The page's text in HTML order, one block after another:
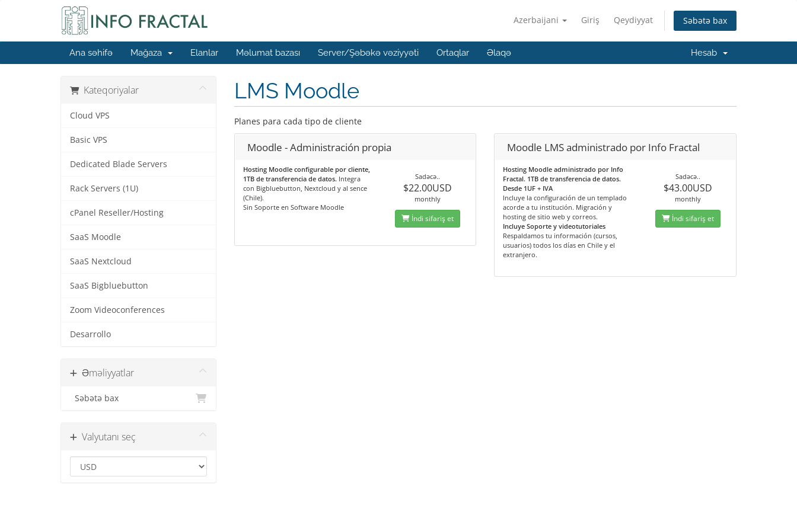
Azerbaijani Giriş Qeydiyyat Səbətə bax
Ana səhifə Mağaza Elanlar Məlumat bazası Server/Şəbəkə vəziyyəti Ortaqlar Əlaqə Hesab
Kateqoriyalar
Cloud VPS
Basic VPS
Dedicated Blade Servers
Rack Servers (1U)
cPanel Reseller/Hosting
SaaS Moodle
SaaS Nextcloud
SaaS Bigbluebutton
Zoom Videoconferences
Desarrollo
Əməliyyatlar
Səbətə bax
Valyutanı seç
LMS Moodle
Planes para cada tipo de cliente
Moodle - Administración propia
Hosting Moodle configurable por cliente,
1TB de transferencia de datos. Integra
con Bigbluebutton, Nextcloud y al sence
(Chile).
Sin Soporte en Software Moodle
Sadəcə..
$22.00USD
monthly
İndi sifariş et
Moodle LMS administrado por Info Fractal
Hosting Moodle administrado por Info
Fractal. 1TB de transferencia de datos.
Desde 1UF + IVA
Incluye la configuración de un templado
acorde a tu institución. Migración y
hosting de sitio web y correos.
Incluye Soporte y videotutoriales
Respaldamos tu información (cursos,
usuarios) todos los días en Chile y el
extranjero.
Sadəcə..
$43.00USD
monthly
İndi sifariş et